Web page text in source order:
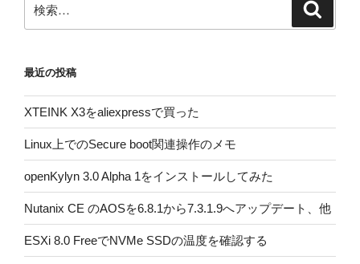
索:
最近の投稿
XTEINK X3をaliexpressで買った
Linux上でのSecure boot関連操作のメモ
openKylyn 3.0 Alpha 1をインストールしてみた
Nutanix CE のAOSを6.8.1から7.3.1.9へアップデート、他
ESXi 8.0 FreeでNVMe SSDの温度を確認する